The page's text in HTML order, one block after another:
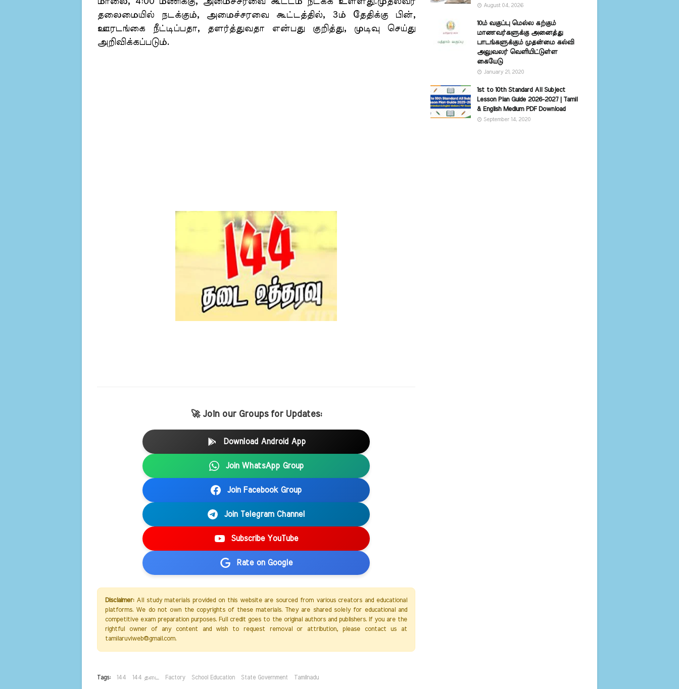
தலைமையில் நடக்கும், அமைச்சரவை கூட்டத்தில், 3ம் தேதிக்கு பின்,
ஊரடங்கை நீட்டிப்பதா, தளர்த்துவதா என்பது குறித்து, முடிவு செய்து
அறிவிக்கப்படும்.
🚀 Join our Groups for Updates:
Download Android App
Join WhatsApp Group
Join Facebook Group
Join Telegram Channel
Subscribe YouTube
Rate on Google
Disclaimer:All study materials provided on this website are sourced from various creators and educational
platforms. We do not own the copyrights of these materials. They are shared solely for educational and
competitive exam preparation purposes. Full credit goes to the original authors and publishers. If you are the
rightful owner of any content and wish to request removal or attribution, please contact us at
tamilaruviweb@gmail.com.
Tags: 144 144 தடை Factory School Education State Government Tamilnadu
August 04, 2026
10ம் வகுப்பு மெல்ல கற்கும்
மாணவர்களுக்கு அனைத்து
பாடங்களுக்கும் முதன்மை கல்வி
அலுவலர் வெளியிட்டுள்ள
கையேடு
January 21, 2020
1st to 10th Standard All Subject
Lesson Plan Guide 2026-2027 | Tamil
& English Medium PDF Download
September 14, 2020